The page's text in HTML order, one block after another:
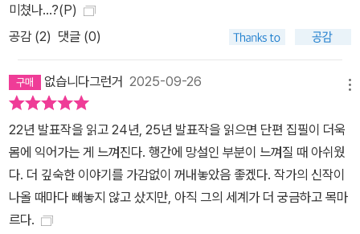
족구성원 간의 애증을 해소하기 위해 남성의 역할을 자처하는 여성
(「러브 오브 마이 라이프」), 심각한 저출생 현상의 대책으로 여성의
에서 사랑하는 남자 ‘유리’의 신념에 발맞춰 인구 재생산에 복무하며
온 세상을 유리의 아이로 채우고 싶다는 비밀스러운 꿈을 꾸는 대리
모(「천사와 황새」)에게로 이어지고 확장된다. 있는 그대로의 자신으
로서는 이루지 못할 사랑이라는 아릿한 관계 설정, 약간의 환상성을
가미하는 것만으로 인물들의 절실한 열망을 극대화하는 탁월한 표현
감각이 몇 마디 말로 형언하기 어려운 복합적인 감동을 불러일으킨
다. 광기는 순애의 최댓값 가슴속에 반짝이며 흘러내리던 눈물이 나
미쳤나…?(P)
공감 (2) 댓글 (0)
없습니다그런거 2025-09-26
22년 발표작을 읽고 24년, 25년 발표작을 읽으면 단편 집필이 더욱
몸에 익어가는 게 느껴진다. 행간에 망설인 부분이 느껴질 때 아쉬웠
다. 더 깊숙한 이야기를 가감없이 꺼내놓았음 좋겠다. 작가의 신작이
나올 때마다 빼놓지 않고 샀지만, 아직 그의 세계가 더 궁금하고 목마
르다.